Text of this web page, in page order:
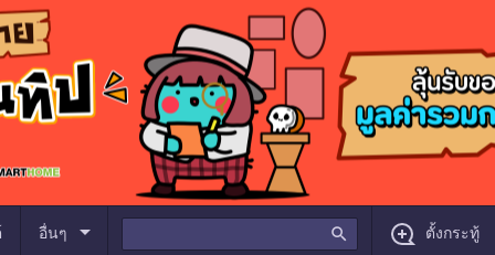
อื่นๆ arrow_drop_down search ตั้งกระทู้